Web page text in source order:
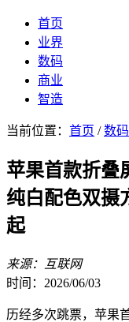
首页
业界
数码
商业
智造
当前位置： 首页 /数码
苹果首款折叠
纯白配色双摄
起
来源：互联网
时间：2026/06/03
历经多次跳票，苹果